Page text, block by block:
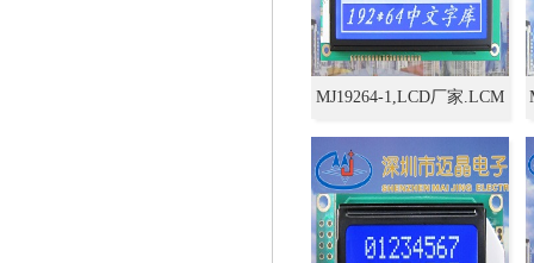
MJ19264-1,LCD厂家.LCM
专业生产,设计+定
制,19264,图形点阵,中文字
库模块